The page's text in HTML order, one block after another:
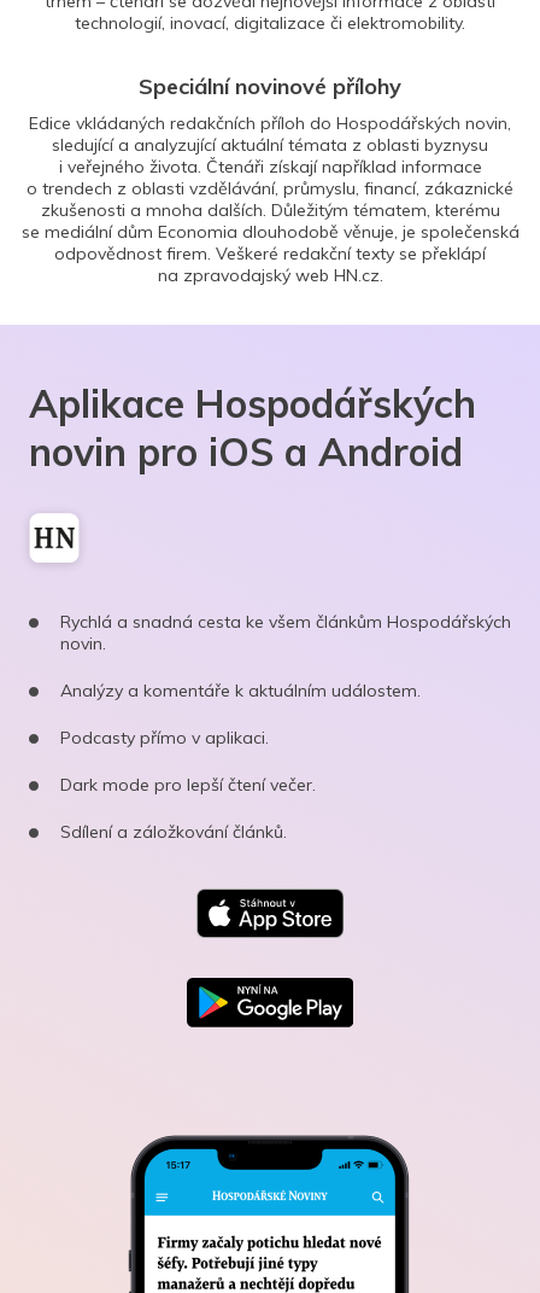
technologií, inovací, digitalizace či elektromobility.
Speciální novinové přílohy
Edice vkládaných redakčních příloh do Hospodářských novin,
sledující a analyzující aktuální témata z oblasti byznysu
i veřejného života. Čtenáři získají například informace
o trendech z oblasti vzdělávání, průmyslu, financí, zákaznické
zkušenosti a mnoha dalších. Důležitým tématem, kterému
se mediální dům Economia dlouhodobě věnuje, je společenská
odpovědnost firem. Veškeré redakční texty se překlápí
na zpravodajský web HN.cz.
Aplikace Hospodářských
novin pro iOS a Android
Rychlá a snadná cesta ke všem článkům Hospodářských
novin.
Analýzy a komentáře k aktuálním událostem.
Podcasty přímo v aplikaci.
Dark mode pro lepší čtení večer.
Sdílení a záložkování článků.